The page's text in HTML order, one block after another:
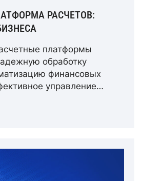
РАСЧЕТОВ:
платформы
обработку
финансовых
управление